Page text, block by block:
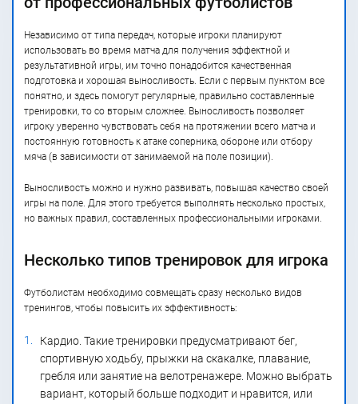
Независимо от типа передач, которые игроки планируют
использовать во время матча для получения эффектной и
результативной игры, им точно понадобится качественная
подготовка и хорошая выносливость. Если с первым пунктом все
понятно, и здесь помогут регулярные, правильно составленные
тренировки, то со вторым сложнее. Выносливость позволяет
игроку уверенно чувствовать себя на протяжении всего матча и
постоянную готовность к атаке соперника, обороне или отбору
мяча (в зависимости от занимаемой на поле позиции).
Выносливость можно и нужно развивать, повышая качество своей
игры на поле. Для этого требуется выполнять несколько простых,
но важных правил, составленных профессиональными игроками.
Несколько типов тренировок для игрока
Футболистам необходимо совмещать сразу несколько видов
тренингов, чтобы повысить их эффективность:
Кардио. Такие тренировки предусматривают бег,
спортивную ходьбу, прыжки на скакалке, плавание,
гребля или занятие на велотренажере. Можно выбрать
вариант, который больше подходит и нравится, или